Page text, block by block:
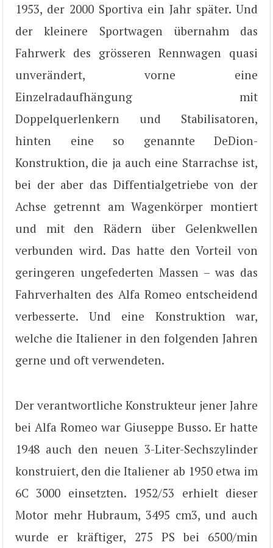
1953, der 2000 Sportiva ein Jahr später. Und
der kleinere Sportwagen übernahm das
Fahrwerk des grösseren Rennwagen quasi
unverändert, vorne eine
Einzelradaufhängung mit
Doppelquerlenkern und Stabilisatoren,
hinten eine so genannte DeDion-
Konstruktion, die ja auch eine Starrachse ist,
bei der aber das Diffentialgetriebe von der
Achse getrennt am Wagenkörper montiert
und mit den Rädern über Gelenkwellen
verbunden wird. Das hatte den Vorteil von
geringeren ungefederten Massen – was das
Fahrverhalten des Alfa Romeo entscheidend
verbesserte. Und eine Konstruktion war,
welche die Italiener in den folgenden Jahren
gerne und oft verwendeten.
Der verantwortliche Konstrukteur jener Jahre
bei Alfa Romeo war Giuseppe Busso. Er hatte
1948 auch den neuen 3-Liter-Sechszylinder
konstruiert, den die Italiener ab 1950 etwa im
6C 3000 einsetzten. 1952/53 erhielt dieser
Motor mehr Hubraum, 3495 cm3, und auch
wurde er kräftiger, 275 PS bei 6500/min